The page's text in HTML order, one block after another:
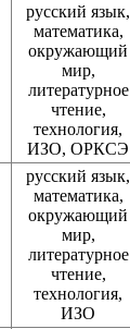
русский язык,
математика,
окружающий
мир,
литературное
чтение,
технология,
ИЗО, ОРКСЭ
русский язык,
математика,
окружающий
мир,
литературное
чтение,
технология,
ИЗО